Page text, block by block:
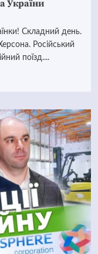
України
Складний день.
Російський
поїзд....